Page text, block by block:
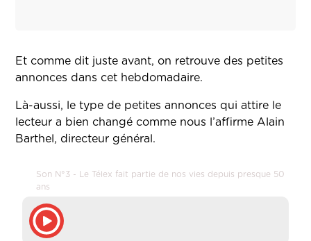
Et comme dit juste avant, on retrouve des petites
annonces dans cet hebdomadaire.
Là-aussi, le type de petites annonces qui attire le
lecteur a bien changé comme nous l’affirme Alain
Barthel, directeur général.
Son N°3 - Le Télex fait partie de nos vies depuis presque 50
ans